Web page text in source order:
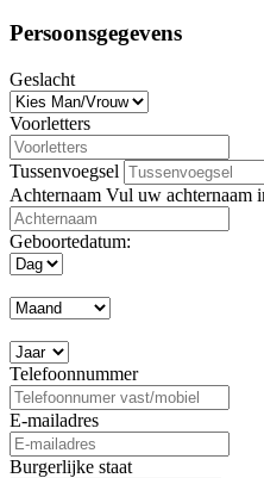
Persoonsgegevens
Geslacht
Voorletters
Tussenvoegsel
Achternaam Vul uw achternaam
Geboortedatum:
Telefoonnummer
E-mailadres
Burgerlijke staat